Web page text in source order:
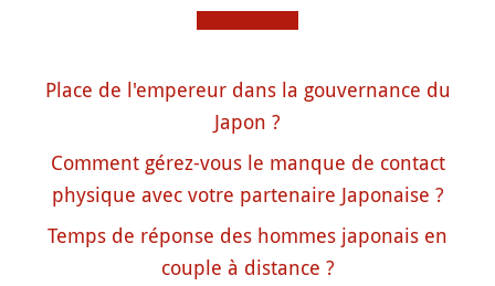
Place de l'empereur dans la gouvernance du
Japon ?
Comment gérez-vous le manque de contact
physique avec votre partenaire Japonaise ?
Temps de réponse des hommes japonais en
couple à distance ?